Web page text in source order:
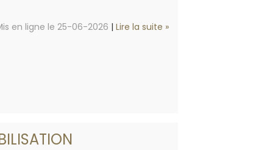
en ligne le 25-06-2026 |Lire la suite »